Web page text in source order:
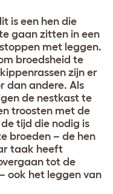
is een hen die
gaan zitten in een
met leggen.
broedsheid te
zijn er
dan andere. Als
de nestkast te
troosten met de
tijd die nodig is
broeden – de hen
taak heeft
tot de
ook het leggen van